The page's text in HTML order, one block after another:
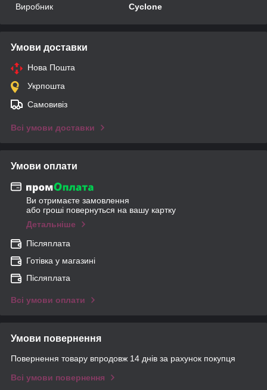
Виробник
Cyclone
Умови доставки
Нова Пошта
Укрпошта
Самовивіз
Всі умови доставки
Умови оплати
Ви отримаєте замовлення
або гроші повернуться на вашу картку
Детальніше
Післяплата
Готівка у магазині
Післяплата
Всі умови оплати
Умови повернення
Повернення товару впродовж 14 днів за рахунок покупця
Всі умови повернення